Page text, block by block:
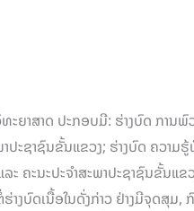
າສາດ ປະກອບມີ: ຮ່າງບົດ ການ
ປະຊາຊົນຂັ້ນແຂວງ; ຮ່າງບົດ ຄວາ
ລະ ຄະນະປະຈໍາສະພາປະຊາຊົນຂັ້
ງບົດເນື້ອໃນດັ່ງກ່າວ ຢ່າງມີຈຸດສຸ